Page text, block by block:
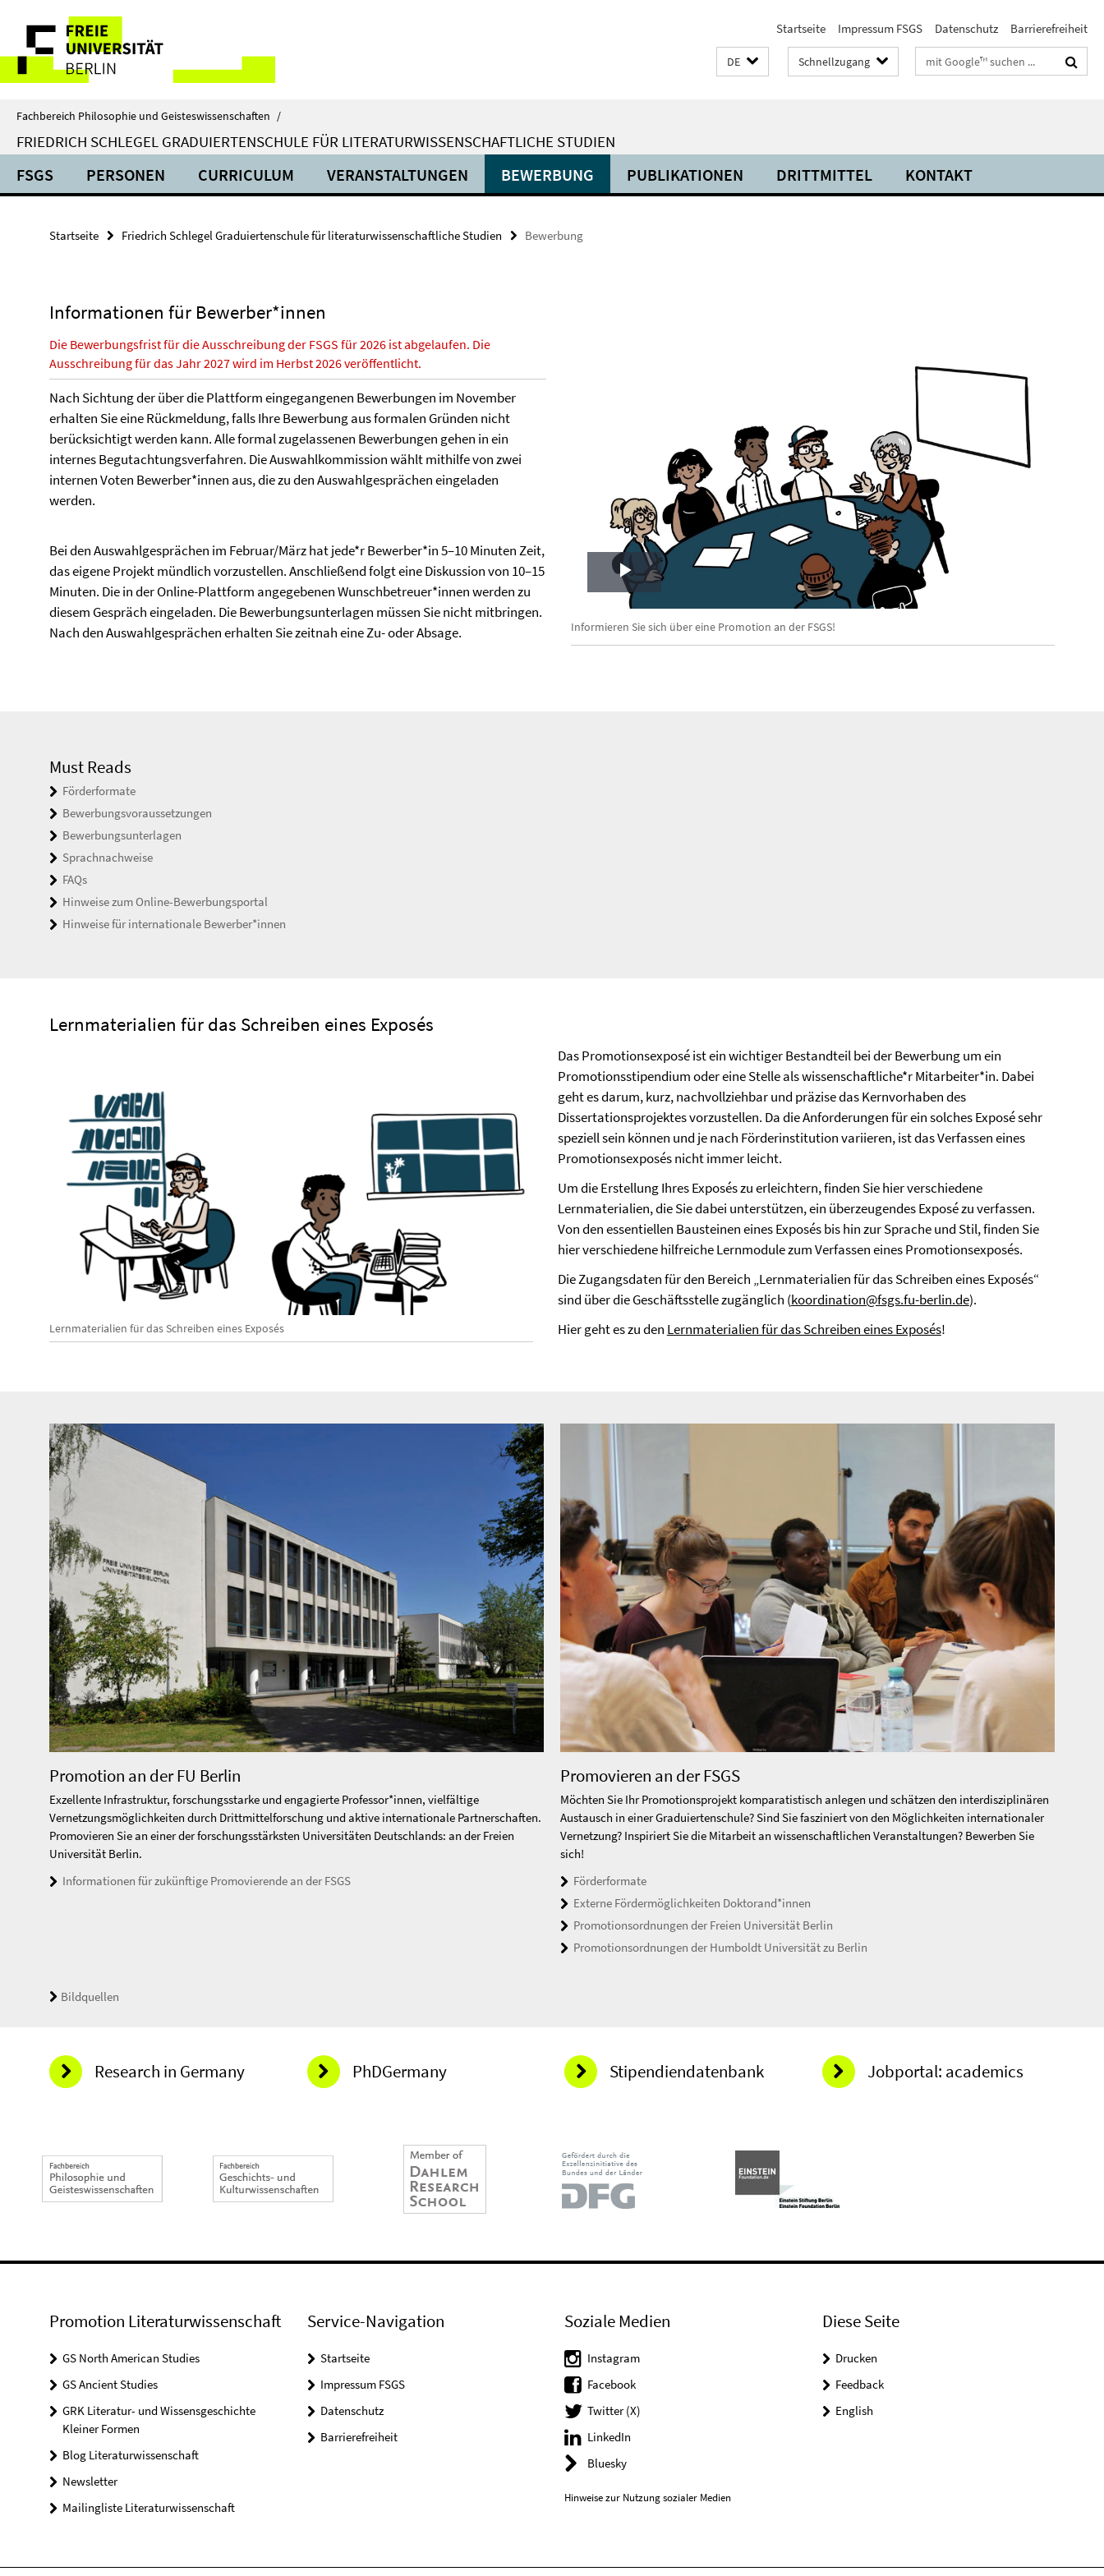
direkt
Inhalt
Service-
Navigation
Startseite Impressum FSGS Datenschutz Barrierefreiheit
DE Schnellzugang Suchbegriffe
Fachbereich Philosophie und Geisteswissenschaften /
FRIEDRICH SCHLEGEL GRADUIERTENSCHULE FÜR LITERATURWISSENSCHAFTLICHE STUDIEN
FSGS PERSONEN CURRICULUM VERANSTALTUNGEN BEWERBUNG PUBLIKATIONEN DRITTMITTEL KONTAKT
Startseite Friedrich Schlegel Graduiertenschule für literaturwissenschaftliche Studien Bewerbung
Informationen für Bewerber*innen
Play
Video
Informieren Sie sich über eine Promotion an der FSGS!
Die Bewerbungsfrist für die Ausschreibung der FSGS für 2026 ist abgelaufen. Die
Ausschreibung für das Jahr 2027 wird im Herbst 2026 veröffentlicht.
Nach Sichtung der über die Plattform eingegangenen Bewerbungen im November
erhalten Sie eine Rückmeldung, falls Ihre Bewerbung aus formalen Gründen nicht
berücksichtigt werden kann. Alle formal zugelassenen Bewerbungen gehen in ein
internes Begutachtungsverfahren. Die Auswahlkommission wählt mithilfe von zwei
internen Voten Bewerber*innen aus, die zu den Auswahlgesprächen eingeladen
werden.
Bei den Auswahlgesprächen im Februar/März hat jede*r Bewerber*in 5–10 Minuten Zeit,
das eigene Projekt mündlich vorzustellen. Anschließend folgt eine Diskussion von 10–15
Minuten. Die in der Online-Plattform angegebenen Wunschbetreuer*innen werden zu
diesem Gespräch eingeladen. Die Bewerbungsunterlagen müssen Sie nicht mitbringen.
Nach den Auswahlgesprächen erhalten Sie zeitnah eine Zu- oder Absage.
Must Reads
Förderformate
Bewerbungsvoraussetzungen
Bewerbungsunterlagen
Sprachnachweise
FAQs
Hinweise zum Online-Bewerbungsportal
Hinweise für internationale Bewerber*innen
Lernmaterialien für das Schreiben eines Exposés
Lernmaterialien für das Schreiben eines Exposés
Das Promotionsexposé ist ein wichtiger Bestandteil bei der Bewerbung um ein
Promotionsstipendium oder eine Stelle als wissenschaftliche*r Mitarbeiter*in. Dabei
geht es darum, kurz, nachvollziehbar und präzise das Kernvorhaben des
Dissertationsprojektes vorzustellen. Da die Anforderungen für ein solches Exposé sehr
speziell sein können und je nach Förderinstitution variieren, ist das Verfassen eines
Promotionsexposés nicht immer leicht.
Um die Erstellung Ihres Exposés zu erleichtern, finden Sie hier verschiedene
Lernmaterialien, die Sie dabei unterstützen, ein überzeugendes Exposé zu verfassen.
Von den essentiellen Bausteinen eines Exposés bis hin zur Sprache und Stil, finden Sie
hier verschiedene hilfreiche Lernmodule zum Verfassen eines Promotionsexposés.
Die Zugangsdaten für den Bereich „Lernmaterialien für das Schreiben eines Exposés“
sind über die Geschäftsstelle zugänglich (koordination@fsgs.fu-berlin.de).
Hier geht es zu den Lernmaterialien für das Schreiben eines Exposés!
Promotion an der FU Berlin
Exzellente Infrastruktur, forschungsstarke und engagierte Professor*innen, vielfältige
Vernetzungsmöglichkeiten durch Drittmittelforschung und aktive internationale Partnerschaften.
Promovieren Sie an einer der forschungsstärksten Universitäten Deutschlands: an der Freien
Universität Berlin.
Informationen für zukünftige Promovierende an der FSGS
Promovieren an der FSGS
Möchten Sie Ihr Promotionsprojekt komparatistisch anlegen und schätzen den interdisziplinären
Austausch in einer Graduiertenschule? Sind Sie fasziniert von den Möglichkeiten internationaler
Vernetzung? Inspiriert Sie die Mitarbeit an wissenschaftlichen Veranstaltungen? Bewerben Sie
sich!
Förderformate
Externe Fördermöglichkeiten Doktorand*innen
Promotionsordnungen der Freien Universität Berlin
Promotionsordnungen der Humboldt Universität zu Berlin
Bildquellen
Research in Germany PhDGermany Stipendiendatenbank Jobportal: academics
Promotion Literaturwissenschaft
GS North American Studies
GS Ancient Studies
GRK Literatur- und Wissensgeschichte
Kleiner Formen
Blog Literaturwissenschaft
Newsletter
Mailingliste Literaturwissenschaft
Service-Navigation
Startseite
Impressum FSGS
Datenschutz
Barrierefreiheit
Soziale Medien
Instagram
Facebook
Twitter (X)
LinkedIn
Bluesky
Hinweise zur Nutzung sozialer Medien
Diese Seite
Drucken
Feedback
English